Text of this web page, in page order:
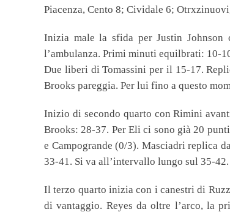
Piacenza, Cento 8; Cividale 6;
Inizia male la sfida per Justin Johnson
l’ambulanza. Primi minuti equilbrati: 10-
Due liberi di Tomassini per il 15-17.
Brooks pareggia. Per lui fino a questo
Inizio di secondo quarto con Rimini
Brooks: 28-37. Per Eli ci sono già 20
e Campogrande (0/3). Masciadri replica
33-41. Si va all’intervallo lungo sul 35-42.
Il terzo quarto inizia con i canestri di
di vantaggio. Reyes da oltre l’arco, la